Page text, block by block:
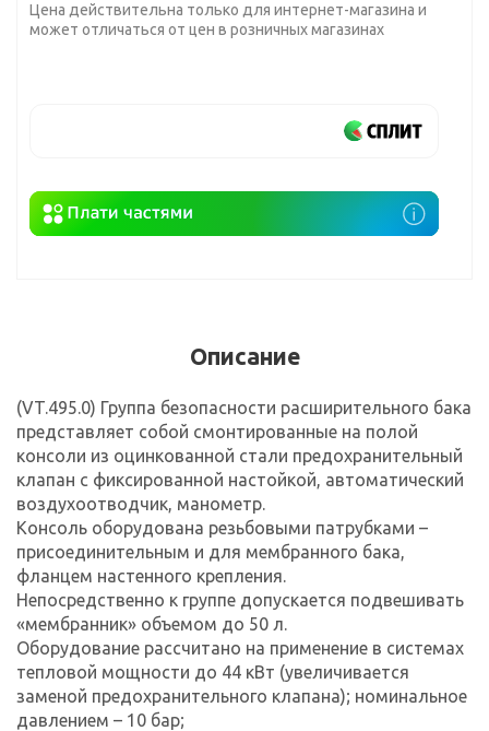
Цена действительна только для интернет-магазина и
может отличаться от цен в розничных магазинах
Описание
(VT.495.0) Группа безопасности расширительного бака
представляет собой смонтированные на полой
консоли из оцинкованной стали предохранительный
клапан с фиксированной настойкой, автоматический
воздухоотводчик, манометр.
Консоль оборудована резьбовыми патрубками –
присоединительным и для мембранного бака,
фланцем настенного крепления.
Непосредственно к группе допускается подвешивать
«мембранник» объемом до 50 л.
Оборудование рассчитано на применение в системах
тепловой мощности до 44 кВт (увеличивается
заменой предохранительного клапана); номинальное
давлением – 10 бар;